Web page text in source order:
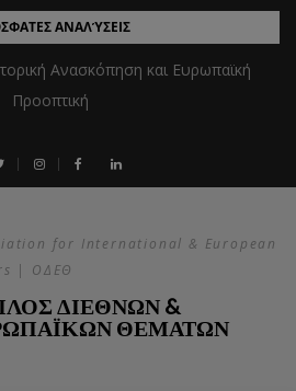
ΑΝΑΛΎΣΕΙΣ
Ανασκόπηση και Ευρωπαϊκή
Προοπτική
for International & European
| ΟΔΕΘ
ΔΙΕΘΝΩΝ &
ΘΕΜΑΤΩΝ